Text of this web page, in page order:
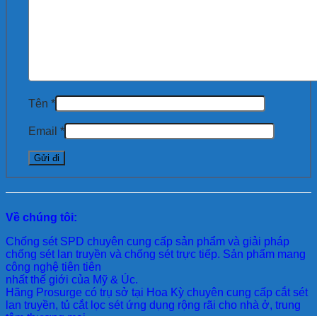
Tên *
Email *
Về chúng tôi:
Chống sét SPD chuyên cung cấp sản phẩm và giải pháp
chống sét lan truyền và chống sét trực tiếp. Sản phẩm mang
công nghệ tiên tiên
nhất thế giới của Mỹ & Úc.
Hãng Prosurge có trụ sở tại Hoa Kỳ chuyên cung cấp cắt sét
lan truyền, tủ cắt lọc sét ứng dụng rộng rãi cho nhà ở, trung